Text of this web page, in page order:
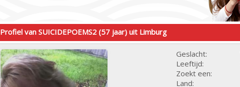
Profiel van SUICIDEPOEMS2 (57 jaar) uit Limburg
Geslacht:
Leeftijd:
Zoekt een:
Land: